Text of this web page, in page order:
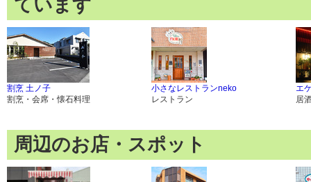
ています
割烹 土ノ子
割烹・会席・懐石料理
小さなレストランneko
レストラン
エ
居
周辺のお店・スポット